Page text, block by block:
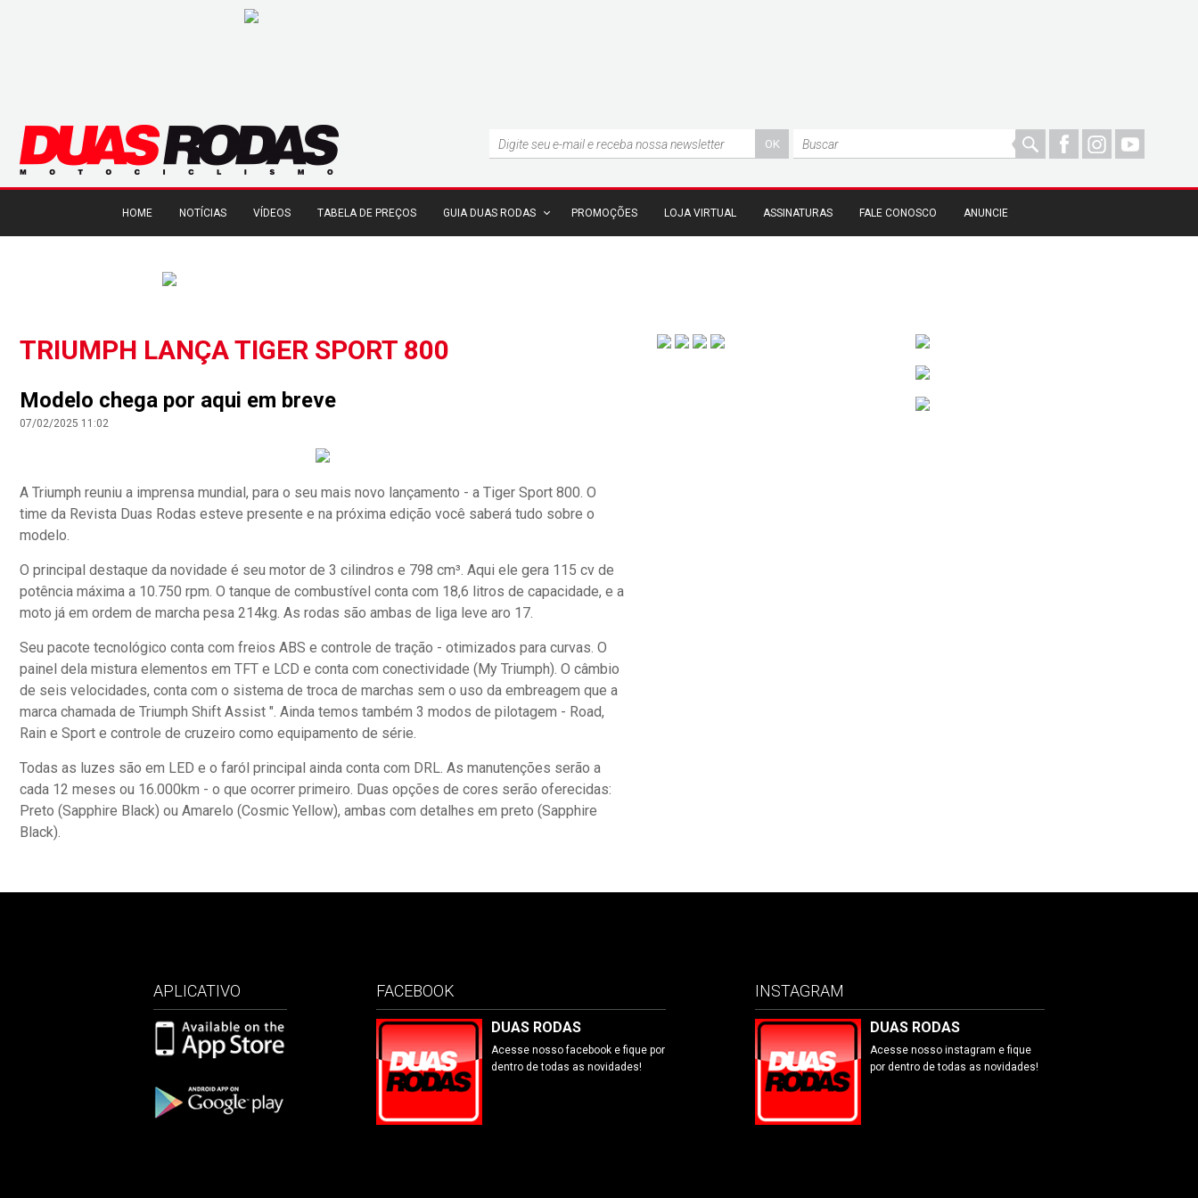
HOME NOTÍCIAS VÍDEOS TABELA DE PREÇOS GUIA DUAS RODAS PROMOÇÕES LOJA VIRTUAL ASSINATURAS FALE CONOSCO ANUNCIE
TRIUMPH LANÇA TIGER SPORT 800
Modelo chega por aqui em breve
07/02/2025 11:02
A Triumph reuniu a imprensa mundial, para o seu mais novo lançamento - a Tiger Sport 800. O
time da Revista Duas Rodas esteve presente e na próxima edição você saberá tudo sobre o
modelo.
O principal destaque da novidade é seu motor de 3 cilindros e 798 cm³. Aqui ele gera 115 cv de
potência máxima a 10.750 rpm. O tanque de combustível conta com 18,6 litros de capacidade, e a
moto já em ordem de marcha pesa 214kg. As rodas são ambas de liga leve aro 17.
Seu pacote tecnológico conta com freios ABS e controle de tração - otimizados para curvas. O
painel dela mistura elementos em TFT e LCD e conta com conectividade (My Triumph). O câmbio
de seis velocidades, conta com o sistema de troca de marchas sem o uso da embreagem que a
marca chamada de Triumph Shift Assist ". Ainda temos também 3 modos de pilotagem - Road,
Rain e Sport e controle de cruzeiro como equipamento de série.
Todas as luzes são em LED e o faról principal ainda conta com DRL. As manutenções serão a
cada 12 meses ou 16.000km - o que ocorrer primeiro. Duas opções de cores serão oferecidas:
Preto (Sapphire Black) ou Amarelo (Cosmic Yellow), ambas com detalhes em preto (Sapphire
Black).
APLICATIVO FACEBOOK
DUAS RODAS
Acesse nosso facebook e fique por
dentro de todas as novidades!
INSTAGRAM
DUAS RODAS
Acesse nosso instagram e fique
por dentro de todas as novidades!